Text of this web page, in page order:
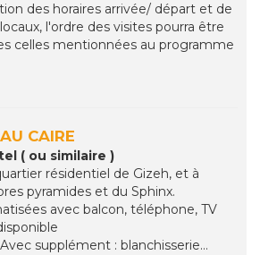
des horaires arrivée/ départ et de
l'ordre des visites pourra être
celles mentionnées au programme
CAIRE
( ou similaire )
résidentiel de Gizeh, et à
pyramides et du Sphinx.
avec balcon, téléphone, TV
supplément : blanchisserie…